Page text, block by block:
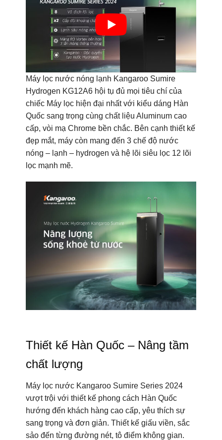
Máy lọc nước nóng lạnh Kangaroo Sumire
Hydrogen KG12A6 hội tụ đủ mọi tiêu chí của
chiếc Máy lọc hiện đại nhất với kiểu dáng Hàn
Quốc sang trọng cùng chất liệu Aluminum cao
cấp, vòi mạ Chrome bền chắc. Bên cạnh thiết kế
đẹp mắt, máy còn mang đến 3 chế độ nước
nóng – lạnh – hydrogen và hệ lõi siêu lọc 12 lõi
lọc mạnh mẽ.
Thiết kế Hàn Quốc – Nâng tầm
chất lượng
Máy lọc nước Kangaroo Sumire Series 2024
vượt trội với thiết kế phong cách Hàn Quốc
hướng đến khách hàng cao cấp, yêu thích sự
sang trọng và đơn giản. Thiết kế giấu viền, sắc
sảo đến từng đường nét, tô điểm không gian.